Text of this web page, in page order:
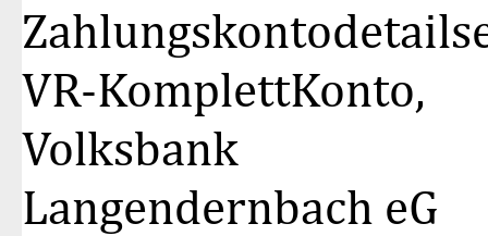
auf
100
VR-KomplettKonto,
Volksbank
Langendernbach eG